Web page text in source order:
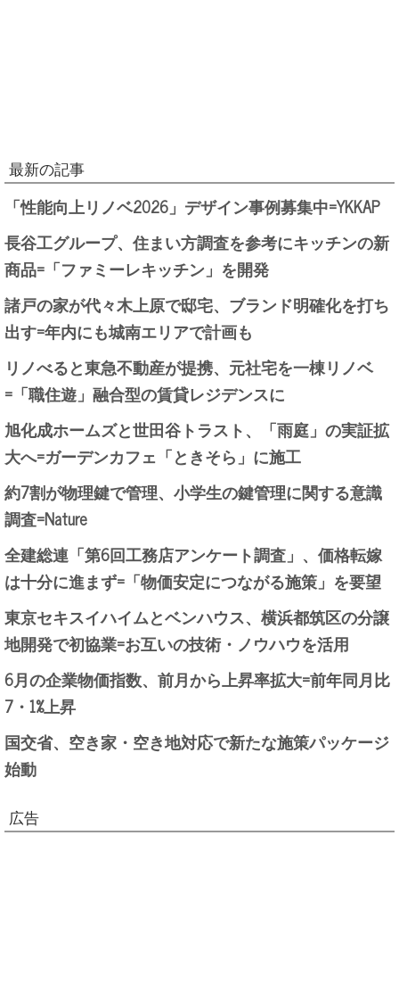
最新の記事
「性能向上リノベ2026」デザイン事例募集中=YKKAP
長谷工グループ、住まい方調査を参考にキッチンの新
商品=「ファミーレキッチン」を開発
諸戸の家が代々木上原で邸宅、ブランド明確化を打ち
出す=年内にも城南エリアで計画も
リノべると東急不動産が提携、元社宅を一棟リノベ
=「職住遊」融合型の賃貸レジデンスに
旭化成ホームズと世田谷トラスト、「雨庭」の実証拡
大へ=ガーデンカフェ「ときそら」に施工
約7割が物理鍵で管理、小学生の鍵管理に関する意識
調査=Nature
全建総連「第6回工務店アンケート調査」、価格転嫁
は十分に進まず=「物価安定につながる施策」を要望
東京セキスイハイムとベンハウス、横浜都筑区の分譲
地開発で初協業=お互いの技術・ノウハウを活用
6月の企業物価指数、前月から上昇率拡大=前年同月比
7・1%上昇
国交省、空き家・空き地対応で新たな施策パッケージ
始動
広告